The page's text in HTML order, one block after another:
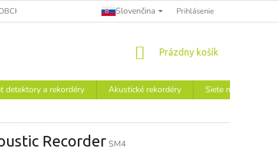
PODMIENKY INFORMÁCIE A POUČENIE PRE
Slovenčina Prihlásenie
NÁKUPNÝ
Prázdny košík
detektory a rekordéry Akustické rekordéry
Siete na výskum
Recorder SM4